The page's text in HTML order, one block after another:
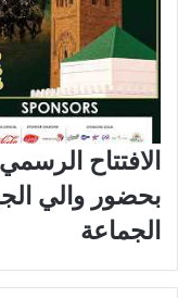
الافتتاح
بحضور والي
الجماعة